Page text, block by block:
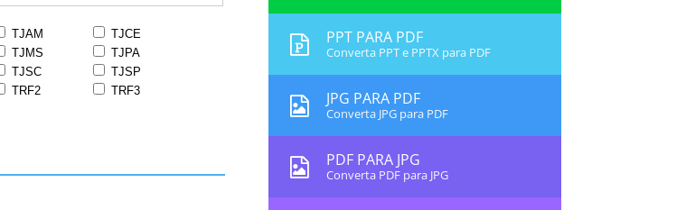
TJAM
TJCE
TJMS
TJPA
TJSC
TJSP
TRF2
TRF3
PPT PARA PDF
Converta PPT e PPTX para PDF
JPG PARA PDF
Converta JPG para PDF
PDF PARA JPG
Converta PDF para JPG